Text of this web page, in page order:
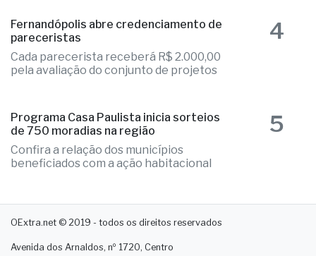
Fernandópolis abre credenciamento de
pareceristas
Cada parecerista receberá R$ 2.000,00
pela avaliação do conjunto de projetos
4
Programa Casa Paulista inicia sorteios
de 750 moradias na região
Confira a relação dos municípios
beneficiados com a ação habitacional
5
OExtra.net © 2019 - todos os direitos reservados
Avenida dos Arnaldos, nº 1720, Centro